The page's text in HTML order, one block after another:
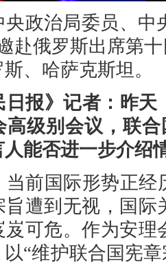
央政治局委员、中
赴俄罗斯出席第
、哈萨克斯坦。
日报》记者：昨
高级别会议，联
人能否进一步介绍
当前国际形势正经
旨遭到无视，国
岌可危。作为安
以“维护联合国宪